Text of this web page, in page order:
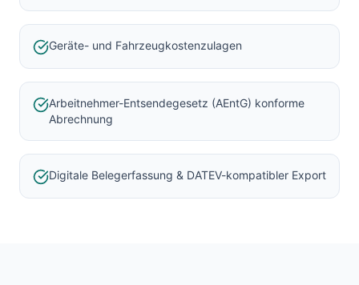
Geräte- und Fahrzeugkostenzulagen
Arbeitnehmer-Entsendegesetz (AEntG) konforme
Abrechnung
Digitale Belegerfassung & DATEV-kompatibler Export